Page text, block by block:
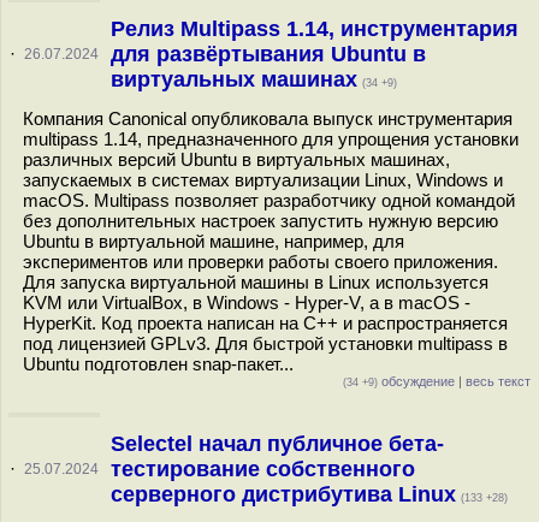
· 26.07.2024
Релиз Multipass 1.14, инструментария
для развёртывания Ubuntu в
виртуальных машинах (34 +9)
Компания Canonical опубликовала выпуск инструментария
multipass 1.14, предназначенного для упрощения установки
различных версий Ubuntu в виртуальных машинах,
запускаемых в системах виртуализации Linux, Windows и
macOS. Multipass позволяет разработчику одной командой
без дополнительных настроек запустить нужную версию
Ubuntu в виртуальной машине, например, для
экспериментов или проверки работы своего приложения.
Для запуска виртуальной машины в Linux используется
KVM или VirtualBox, в Windows - Hyper-V, а в macOS -
HyperKit. Код проекта написан на C++ и распространяется
под лицензией GPLv3. Для быстрой установки multipass в
Ubuntu подготовлен snap-пакет...
(34 +9) обсуждение | весь текст
· 25.07.2024
Selectel начал публичное бета-
тестирование собственного
серверного дистрибутива Linux (133 +28)